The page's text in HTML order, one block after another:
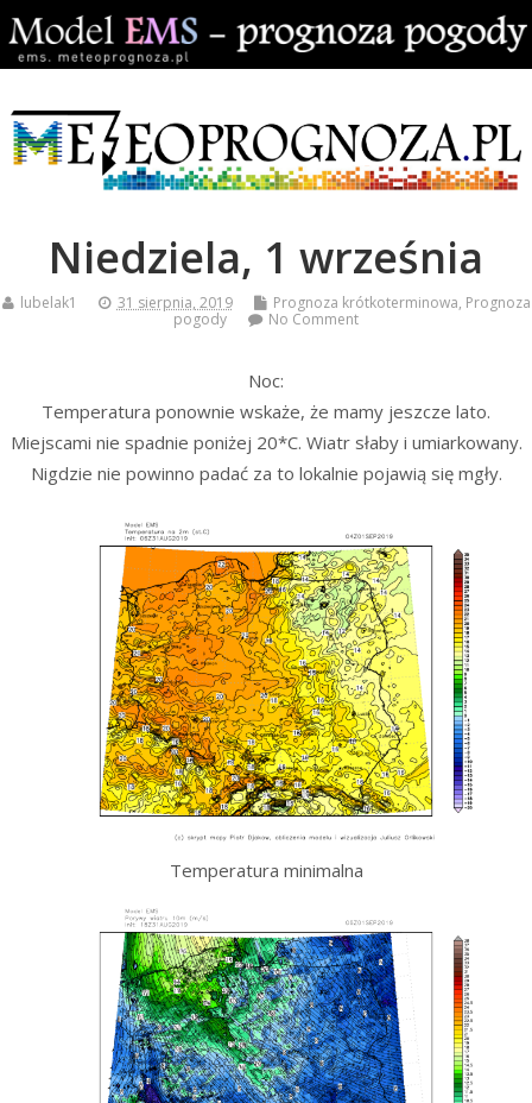
Niedziela, 1 września
lubelak1 31 sierpnia, 2019 Prognoza krótkoterminowa, Prognoza
pogody
No Comment
Noc:
Temperatura ponownie wskaże, że mamy jeszcze lato.
Miejscami nie spadnie poniżej 20*C. Wiatr słaby i umiarkowany.
Nigdzie nie powinno padać za to lokalnie pojawią się mgły.
Temperatura minimalna